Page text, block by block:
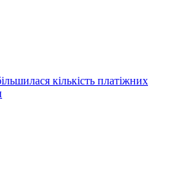
кількість платіжних